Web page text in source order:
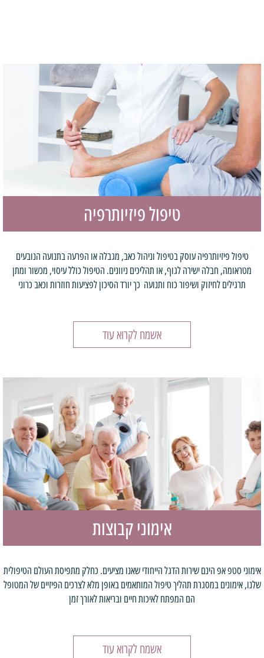
טיפול פיזיותרפיה
טיפול פיזיותרפיה עוסק בטיפול וניהול כאב, מגבלה או הפרעה בתנועה הנובעים
מטראומה, חבלה ישירה לגוף, או תהליכים ניוונים. הטיפול כולל עיסוי, מכשור ומתן
תרגילים לחיזוק ושיפור כוח ותנועה כך יורד הסיכון לפציעות חוזרות וכאב כרוני
אשמח לקרוא עוד
אימוני קבוצות
אימוני סטפ אפ הינם שירות הדגל הייחודי שאנו מציעים. כחלק מתפיסת העולם הטיפולית
שלנו, אימונים במסגרת תהליך טיפול המותאמים באופן מלא לצרכים הפיזיים של המטופל
הם המפתח לאיכות חיים ובריאות לאורך זמן
אשמח לקרוא עוד